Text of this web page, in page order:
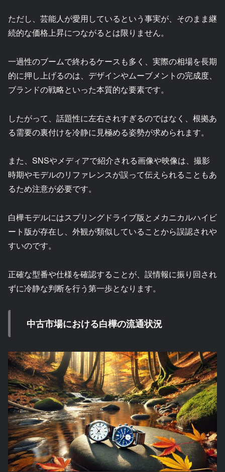
ただし、芸能人が愛用しているという事実が、そのまま継
続的な価格上昇につながるとは限りません。
一過性のブームで終わるケースも多く、実際の相場を長期
的に押し上げるのは、デザインやムーブメントの完成度、
ブランドの戦略といった本質的な要素です。
したがって、話題性に左右されすぎるのではなく、根拠あ
る需要の裏付けを冷静に見極める姿勢が求められます。
また、SNSやメディアで紹介される画像や映像は、撮影
時期やモデルのリファレンスが誤って伝えられることもあ
るため注意が必要です。
白樺モデルにはスプリングドライブ版とメカニカルハイビ
ート版が存在し、外観が類似していることから誤認されや
すいのです。
正確な型番や仕様を確認することが、誤情報に振り回され
ずに冷静な判断を行う第一歩となります。
中古市場における白樺の流通状況